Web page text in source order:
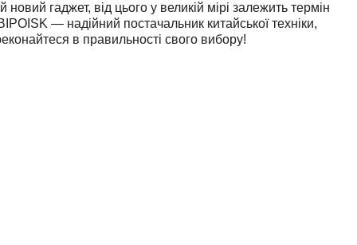
гаджет, від цього у великій мірі залежить термін
— надійний постачальник китайської техніки,
в правильності свого вибору!